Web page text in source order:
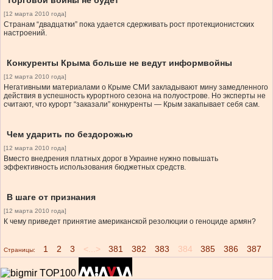
[12 марта 2010 года]
Странам “двадцатки” пока удается сдерживать рост протекционистских
настроений.
Конкуренты Крыма больше не ведут информвойны
[12 марта 2010 года]
Негативными материалами о Крыме СМИ закладывают мину замедленного
действия в успешность курортного сезона на полуострове. Но эксперты не
считают, что курорт “заказали” конкуренты — Крым закапывает себя сам.
Чем ударить по бездорожью
[12 марта 2010 года]
Вместо внедрения платных дорог в Украине нужно повышать
эффективность использования бюджетных средств.
В шаге от признания
[12 марта 2010 года]
К чему приведет принятие американской резолюции о геноциде армян?
Страницы: 1 2 3 <...> 381 382 383 384 385 386 387